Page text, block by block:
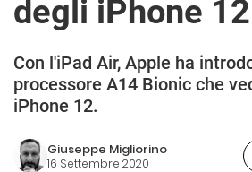
degli iPhone 12
Con l'iPad Air, Apple ha
processore A14 Bionic che
iPhone 12.
Giuseppe Migliorino
16 Settembre 2020